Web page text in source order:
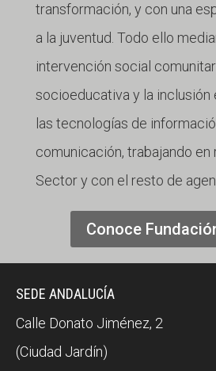
transformación, y con una
a la juventud. Todo ello
intervención social
socioeducativa y la inclusión
las tecnologías de
comunicación, trabajando
Sector y con el resto de
Conoce
SEDE ANDALUCÍA
Calle Donato Jiménez, 2
(Ciudad Jardín)